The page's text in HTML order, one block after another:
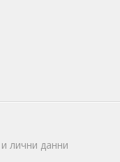
лични данни